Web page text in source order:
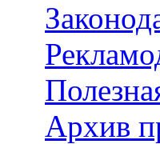
Архив